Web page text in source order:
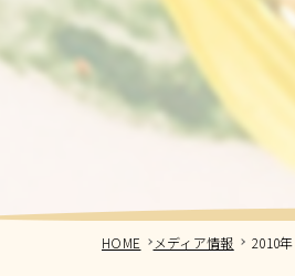
HOME メディア情報 2010年